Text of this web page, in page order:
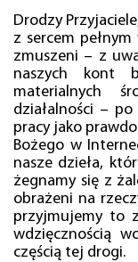
Drodzy
z sercem
zmuszeni – z
naszych kont
materialnych
działalności –
pracy jako
Bożego w
nasze dzieła,
żegnamy się z
obrażeni na
przyjmujemy to
wdzięcznością
częścią tej drogi.